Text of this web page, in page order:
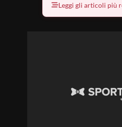
Leggi gli articoli più